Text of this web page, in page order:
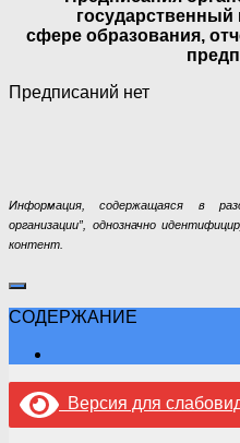
государственный
сфере образования,
Предписаний нет
Информация, содержащаяся в
организации”, однозначно
контент.
СОДЕРЖАНИЕ
Версия для